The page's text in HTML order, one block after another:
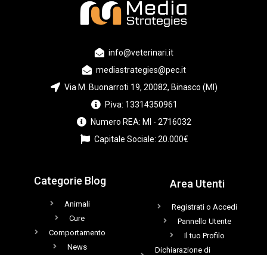
info@veterinari.it
mediastrategies@pec.it
Via M. Buonarroti 19, 20082, Binasco (MI)
P.iva: 13314350961
Numero REA: MI - 2716032
Capitale Sociale: 20.000€
Categorie Blog
Animali
Cure
Comportamento
News
Area Utenti
Registrati o Accedi
Pannello Utente
Il tuo Profilo
Dichiarazione di